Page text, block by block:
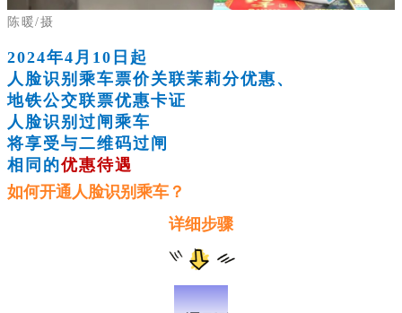
陈暖/摄
2024年4月10日起
人脸识别乘车票价关联茉莉分优惠、
地铁公交联票优惠卡证
人脸识别过闸乘车
将享受与二维码过闸
相同的优惠待遇
如何开通人脸识别乘车？
详细步骤